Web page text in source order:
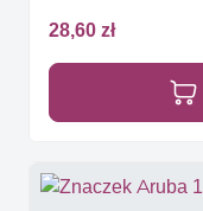
28,60 zł